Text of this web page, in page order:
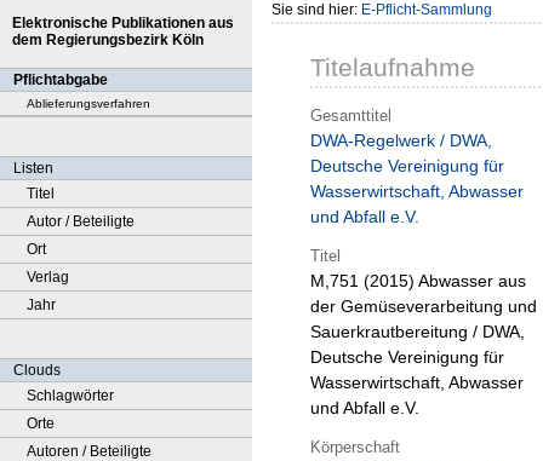
Elektronische Publikationen aus
dem Regierungsbezirk Köln
Pflichtabgabe
Ablieferungsverfahren
Listen
Titel
Autor / Beteiligte
Ort
Verlag
Jahr
Clouds
Schlagwörter
Orte
Autoren / Beteiligte
Sie sind hier: E-Pflicht-Sammlung
Titelaufnahme
Gesamttitel
DWA-Regelwerk / DWA,
Deutsche Vereinigung für
Wasserwirtschaft, Abwasser
und Abfall e.V.
Titel
M,751 (2015) Abwasser aus
der Gemüseverarbeitung und
Sauerkrautbereitung / DWA,
Deutsche Vereinigung für
Wasserwirtschaft, Abwasser
und Abfall e.V.
Körperschaft